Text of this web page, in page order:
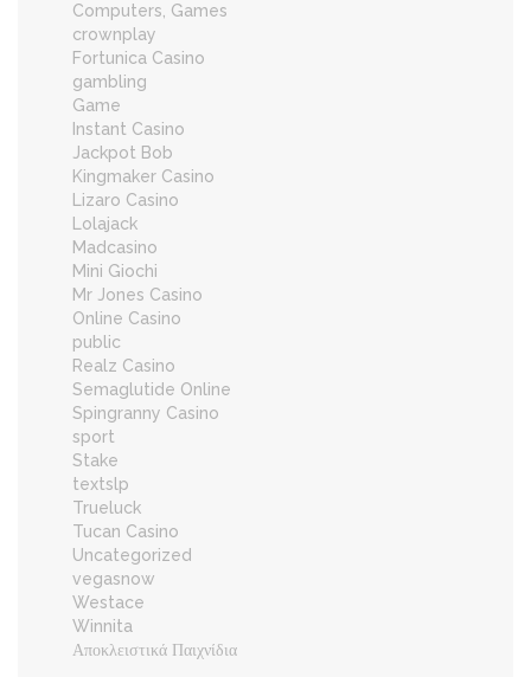
Computers, Games
crownplay
Fortunica Casino
gambling
Game
Instant Casino
Jackpot Bob
Kingmaker Casino
Lizaro Casino
Lolajack
Madcasino
Mini Giochi
Mr Jones Casino
Online Casino
public
Realz Casino
Semaglutide Online
Spingranny Casino
sport
Stake
textslp
Trueluck
Tucan Casino
Uncategorized
vegasnow
Westace
Winnita
Αποκλειστικά Παιχνίδια